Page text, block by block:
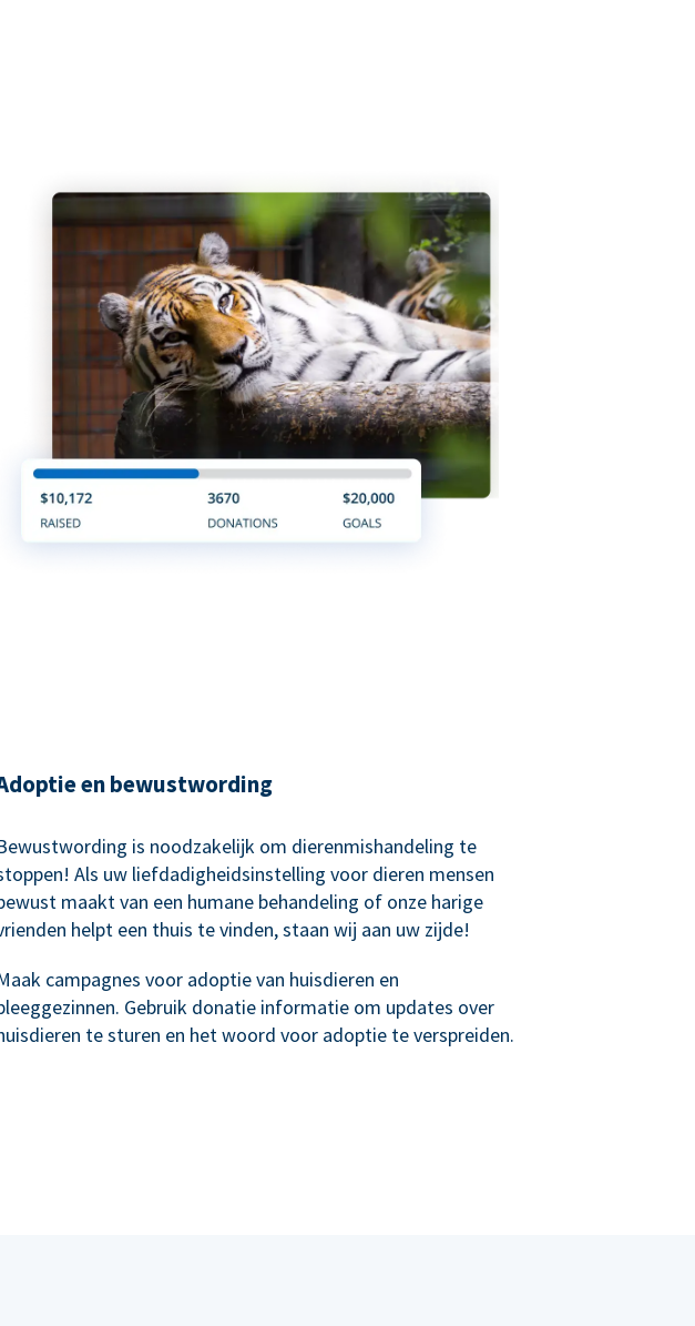
en bewustwording
is noodzakelijk om dierenmishandeling te
Als uw liefdadigheidsinstelling voor dieren mensen
maakt van een humane behandeling of onze harige
helpt een thuis te vinden, staan wij aan uw zijde!
campagnes voor adoptie van huisdieren en
Gebruik donatie informatie om updates over
te sturen en het woord voor adoptie te verspreiden.